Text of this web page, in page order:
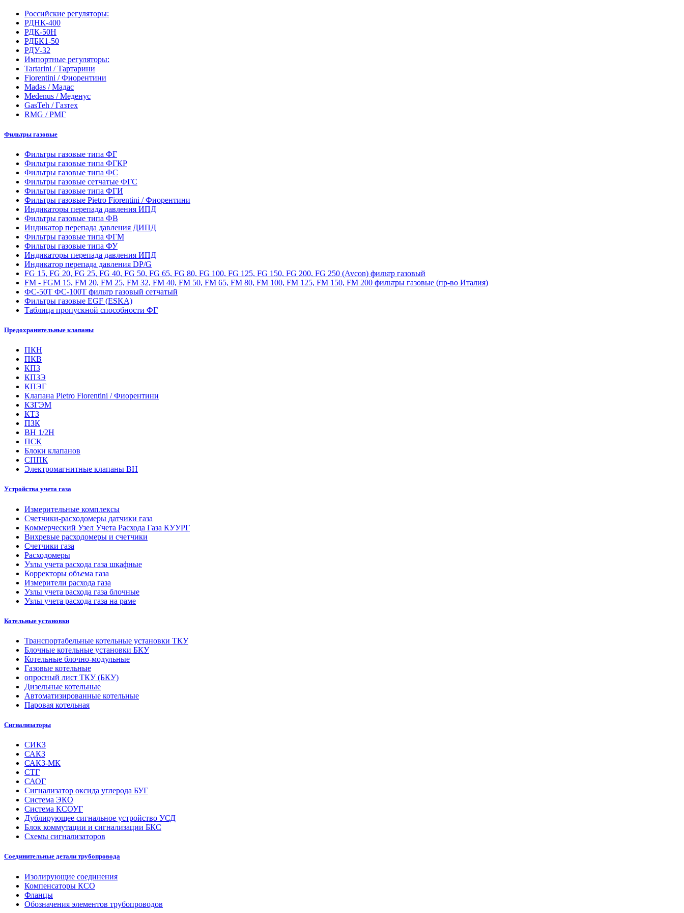
Российские регуляторы:
РДНК-400
РДК-50Н
РДБК1-50
РДУ-32
Импортные регуляторы:
Tartarini / Тартарини
Fiorentini / Фиорентини
Madas / Мадас
Medenus / Меденус
GasTeh / Газтех
RMG / РМГ
Фильтры газовые
Фильтры газовые типа ФГ
Фильтры газовые типа ФГКР
Фильтры газовые типа ФС
Фильтры газовые сетчатые ФГС
Фильтры газовые типа ФГИ
Фильтры газовые Pietro Fiorentini / Фиорентини
Индикаторы перепада давления ИПД
Фильтры газовые типа ФВ
Индикатор перепада давления ДИПД
Фильтры газовые типа ФГМ
Фильтры газовые типа ФУ
Индикаторы перепада давления ИПД
Индикатор перепада давления DP/G
FG 15, FG 20, FG 25, FG 40, FG 50, FG 65, FG 80, FG 100, FG 125, FG 150, FG 200, FG 250 (Avcon) фильтр газовый
FM - FGM 15, FM 20, FM 25, FM 32, FM 40, FM 50, FM 65, FM 80, FM 100, FM 125, FM 150, FM 200 фильтры газовые (пр-во Италия)
ФС-50Т ФС-100Т фильтр газовый сетчатый
Фильтры газовые EGF (ESKA)
Таблица пропускной способности ФГ
Предохранительные клапаны
ПКН
ПКВ
КПЗ
КПЗЭ
КПЭГ
Клапана Pietro Fiorentini / Фиорентини
КЗГЭМ
КТЗ
ПЗК
ВН 1/2Н
ПСК
Блоки клапанов
СППК
Электромагнитные клапаны ВН
Устройства учета газа
Измерительные комплексы
Счетчики-расходомеры датчики газа
Коммерческий Узел Учета Расхода Газа КУУРГ
Вихревые расходомеры и счетчики
Счетчики газа
Расходомеры
Узлы учета расхода газа шкафные
Корректоры объема газа
Измерители расхода газа
Узлы учета расхода газа блочные
Узлы учета расхода газа на раме
Котельные установки
Транспортабельные котельные установки ТКУ
Блочные котельные установки БКУ
Котельные блочно-модульные
Газовые котельные
опросный лист ТКУ (БКУ)
Дизельные котельные
Автоматизированные котельные
Паровая котельная
Сигнализаторы
СИКЗ
САКЗ
САКЗ-МК
СТГ
САОГ
Сигнализатор оксида углерода БУГ
Система ЭКО
Система КСОУГ
Дублирующее сигнальное устройство УСД
Блок коммутации и сигнализации БКС
Схемы сигнализаторов
Соединительные детали трубопровода
Изолирующие соединения
Компенсаторы КСО
Фланцы
Обозначения элементов трубопроводов